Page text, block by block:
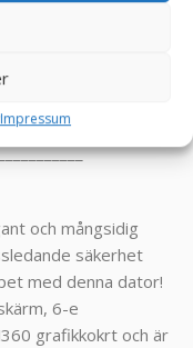
Impressum
och mångsidig
säkerhet
med denna dator!
6-e
grafikkokrt och är